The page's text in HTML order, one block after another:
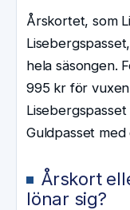
Årskortet, som
hela säsongen.
995 kr för
Guldpasset med
Årskort
lönar sig?